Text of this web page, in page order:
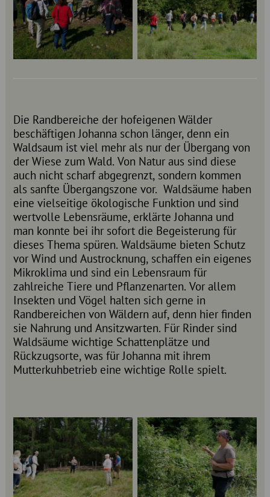
Die Randbereiche der hofeigenen Wälder
beschäftigen Johanna schon länger, denn ein
Waldsaum ist viel mehr als nur der Übergang von
der Wiese zum Wald. Von Natur aus sind diese
auch nicht scharf abgegrenzt, sondern kommen
als sanfte Übergangszone vor. Waldsäume haben
eine vielseitige ökologische Funktion und sind
wertvolle Lebensräume, erklärte Johanna und
man konnte bei ihr sofort die Begeisterung für
dieses Thema spüren. Waldsäume bieten Schutz
vor Wind und Austrocknung, schaffen ein eigenes
Mikroklima und sind ein Lebensraum für
zahlreiche Tiere und Pflanzenarten. Vor allem
Insekten und Vögel halten sich gerne in
Randbereichen von Wäldern auf, denn hier finden
sie Nahrung und Ansitzwarten. Für Rinder sind
Waldsäume wichtige Schattenplätze und
Rückzugsorte, was für Johanna mit ihrem
Mutterkuhbetrieb eine wichtige Rolle spielt.